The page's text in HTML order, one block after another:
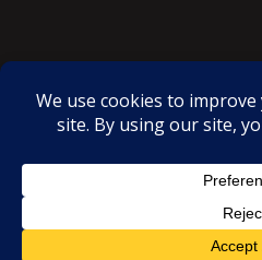
Proudly powered by WordPress